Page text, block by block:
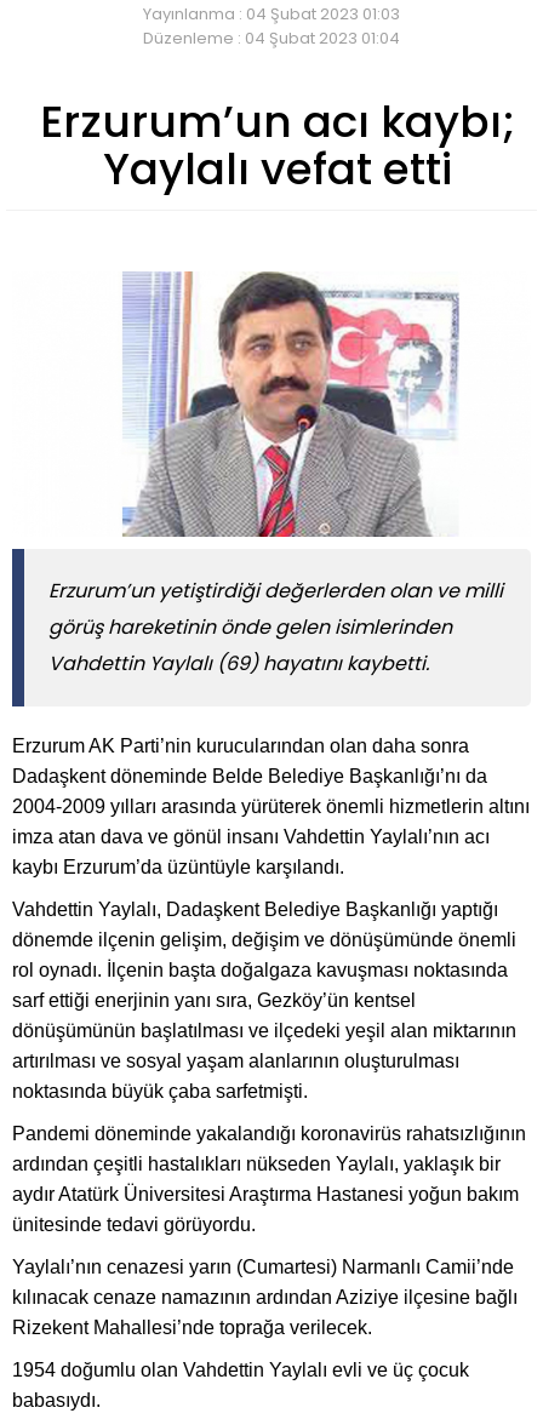
Yayınlanma : 04 Şubat 2023 01:03
Düzenleme : 04 Şubat 2023 01:04
Erzurum’un acı kaybı;
Yaylalı vefat etti
Erzurum’un yetiştirdiği değerlerden olan ve milli
görüş hareketinin önde gelen isimlerinden
Vahdettin Yaylalı (69) hayatını kaybetti.
Erzurum AK Parti’nin kurucularından olan daha sonra
Dadaşkent döneminde Belde Belediye Başkanlığı’nı da
2004-2009 yılları arasında yürüterek önemli hizmetlerin altını
imza atan dava ve gönül insanı Vahdettin Yaylalı’nın acı
kaybı Erzurum’da üzüntüyle karşılandı.
Vahdettin Yaylalı, Dadaşkent Belediye Başkanlığı yaptığı
dönemde ilçenin gelişim, değişim ve dönüşümünde önemli
rol oynadı. İlçenin başta doğalgaza kavuşması noktasında
sarf ettiği enerjinin yanı sıra, Gezköy’ün kentsel
dönüşümünün başlatılması ve ilçedeki yeşil alan miktarının
artırılması ve sosyal yaşam alanlarının oluşturulması
noktasında büyük çaba sarfetmişti.
Pandemi döneminde yakalandığı koronavirüs rahatsızlığının
ardından çeşitli hastalıkları nükseden Yaylalı, yaklaşık bir
aydır Atatürk Üniversitesi Araştırma Hastanesi yoğun bakım
ünitesinde tedavi görüyordu.
Yaylalı’nın cenazesi yarın (Cumartesi) Narmanlı Camii’nde
kılınacak cenaze namazının ardından Aziziye ilçesine bağlı
Rizekent Mahallesi’nde toprağa verilecek.
1954 doğumlu olan Vahdettin Yaylalı evli ve üç çocuk
babasıydı.